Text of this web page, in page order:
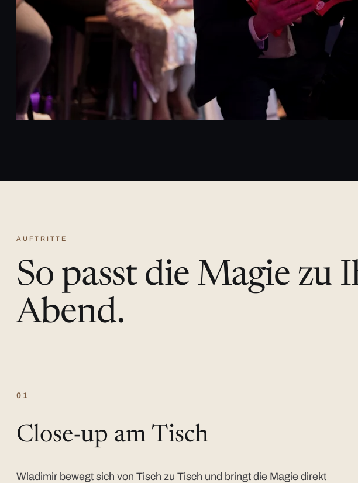
AUFTRITTE
So passt die Magie zu
Abend.
01
Close-up am Tisch
Wladimir bewegt sich von Tisch zu Tisch und bringt die Magie direkt